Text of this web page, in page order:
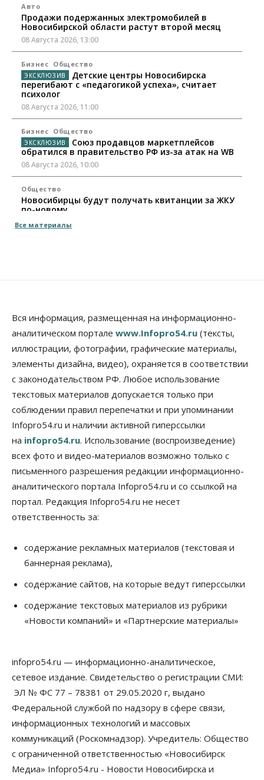
Авто
Продажи подержанных электромобилей в
Новосибирской области растут второй месяц
08 Августа 2026, 13:00
Бизнес Общество
Детские центры Новосибирска
перегибают с «педагогикой успеха», считает
психолог
08 Августа 2026, 11:00
Бизнес Общество
Союз продавцов маркетплейсов
обратился в правительство РФ из-за атак на WB
08 Августа 2026, 10:00
Общество
Новосибирцы будут получать квитанции за ЖКУ
по-новому
08 Августа 2026, 09:00
В Новосибирске прошёл митинг
против нового закона о памятниках
07 Августа 2026, 18:00
Бизнес
В аэропорту Толмачёво завершены работы по
бетонированию рулежных дорожек
07 Августа 2026, 17:00
Бизнес Общество
Новосибирцы стали реже оформлять
дома по упрощенной схеме
07 Августа 2026, 16:00
Общество Право&Порядок
Роспотребнадзор изъял почти полторы тонны
мяса в Новосибирской области
Расходы новосибирцев на спорт выросли на 40%
за полгода
07 Августа 2026, 14:35
07 Августа 2026, 14:00
07 Августа 2026, 13:55
Авто Общество
Треть автовладельцев в Новосибирской области
«поставили машины на прикол»
07 Августа 2026, 13:00
Власть
Школы, библиотеки, пешеходные тротуары:
депутаты Госдумы контролируют работы на
Все материалы
Вся информация, размещенная на информационно-
аналитическом портале www.Infopro54.ru (тексты,
иллюстрации, фотографии, графические материалы,
элементы дизайна, видео), охраняется в соответствии
с законодательством РФ. Любое использование
текстовых материалов допускается только при
соблюдении правил перепечатки и при упоминании
Infopro54.ru и наличии активной гиперссылки
на infopro54.ru. Использование (воспроизведение)
всех фото и видео-материалов возможно только с
письменного разрешения редакции информационно-
аналитического портала Infopro54.ru и со ссылкой на
портал. Редакция Infopro54.ru не несет
ответственность за:
содержание рекламных материалов (текстовая и
баннерная реклама),
содержание сайтов, на которые ведут гиперссылки
содержание текстовых материалов из рубрики
«Новости компаний» и «Партнерские материалы»
infopro54.ru — информационно-аналитическое,
сетевое издание. Свидетельство о регистрации СМИ:
ЭЛ № ФС 77 – 78381 от 29.05.2020 г, выдано
Федеральной службой по надзору в сфере связи,
информационных технологий и массовых
коммуникаций (Роскомнадзор). Учредитель: Общество
с ограниченной ответственностью «Новосибирск
Медиа» Infopro54.ru - Новости Новосибирска и